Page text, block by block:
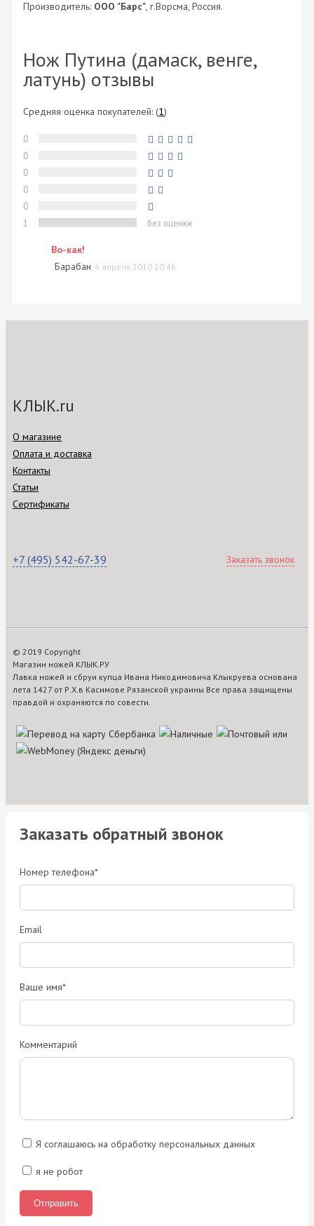
Производитель: ООО "Барс", г.Ворсма, Россия.
Нож Путина (дамаск, венге,
латунь) отзывы
Средняя оценка покупателей: (1)
0
0
0
0
0
1
без оценки
Во-как!
Барабан 6 апреля 2010 20:46
КЛЫК.ru
О магазине
Оплата и доставка
Контакты
Статьи
Сертификаты
+7 (495) 542-67-39 Заказать звонок
© 2019 Copyright
Магазин ножей КЛЫК.РУ
Лавка ножей и сбруи купца Ивана Никодимовича Клыкруева основана
лета 1427 от Р.Х.в Касимове Рязанской украины Все права защищены
правдой и охраняются по совести.
Заказать обратный звонок
Номер телефона*
Email
Ваше имя*
Комментарий
Я соглашаюсь на обработку персональных данных
я не робот